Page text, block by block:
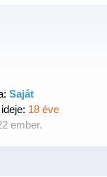
Saját
18 éve
ember.